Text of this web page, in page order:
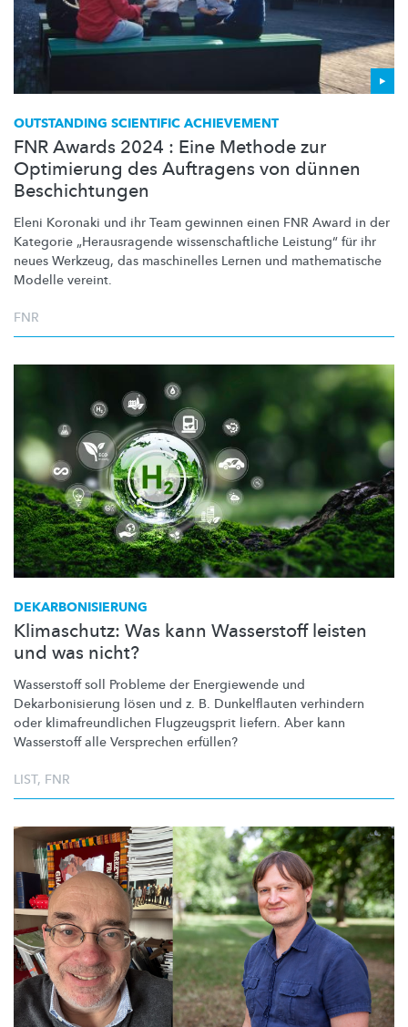
OUTSTANDING SCIENTIFIC ACHIEVEMENT
FNR Awards 2024 : Eine Methode zur
Optimierung des Auftragens von dünnen
Beschichtungen
Eleni Koronaki und ihr Team gewinnen einen FNR Award in der
Kategorie „Herausragende wissenschaftliche Leistung“ für ihr
neues Werkzeug, das maschinelles Lernen und mathematische
Modelle vereint.
FNR
DEKARBONISIERUNG
Klimaschutz: Was kann Wasserstoff leisten
und was nicht?
Wasserstoff soll Probleme der Energiewende und
Dekarbonisierung lösen und z. B. Dunkelflauten verhindern
oder klimafreundlichen Flugzeugsprit liefern. Aber kann
Wasserstoff alle Versprechen erfüllen?
LIST, FNR